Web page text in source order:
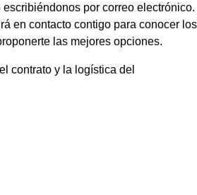
por correo electrónico.
en contacto contigo para conocer los
las mejores opciones.
contrato y la logística del